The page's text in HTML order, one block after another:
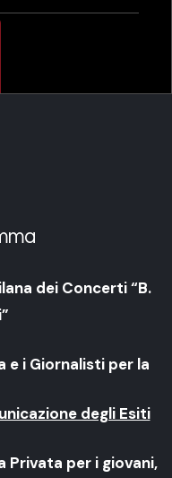
dei Concerti “B.
e i Giornalisti per la
degli Esiti
Privata per i giovani,